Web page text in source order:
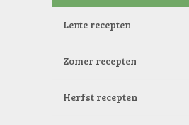
Lente recepten
Zomer recepten
Herfst recepten